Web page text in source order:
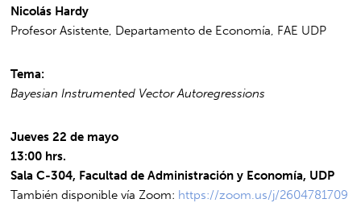
Nicolás Hardy
Profesor Asistente, Departamento de Economía, FAE UDP
Tema:
Bayesian Instrumented Vector Autoregressions
Jueves 22 de mayo
13:00 hrs.
Sala C-304, Facultad de Administración y Economía, UDP
También disponible vía Zoom: https://zoom.us/j/2604781709